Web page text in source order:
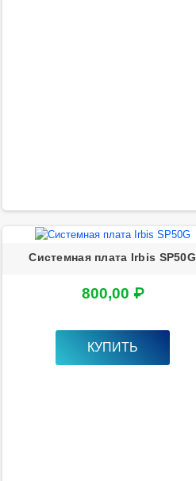
Системная плата Irbis SP50G
800,00 ₽
КУПИТЬ